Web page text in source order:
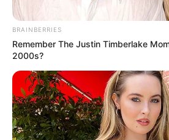
BRAINBERRIES
Remember The Justin Timberlake
2000s?